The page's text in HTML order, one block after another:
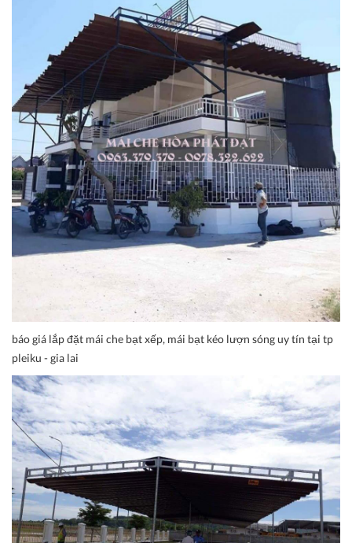
báo giá lắp đặt mái che bạt xếp, mái bạt kéo lượn sóng uy tín tại tp
pleiku - gia lai